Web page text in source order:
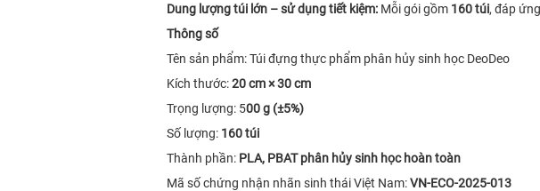
Dung lượng túi lớn – sử dụng tiết kiệm: Mỗi gói gồm 160 túi, đáp
Thông số
Tên sản phẩm: Túi đựng thực phẩm phân hủy sinh học DeoDeo
Kích thước:20 cm × 30 cm
Trọng lượng: 500 g (±5%)
Số lượng: 160 túi
Thành phần: PLA, PBAT phân hủy sinh học hoàn toàn
Mã số chứng nhận nhãn sinh thái Việt Nam:VN-ECO-2025-013